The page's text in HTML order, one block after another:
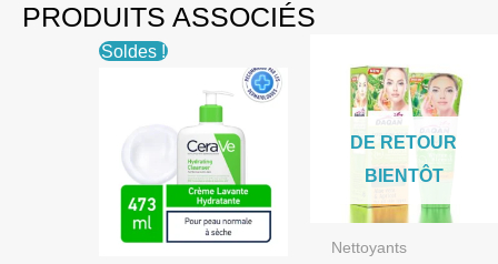
PRODUITS ASSOCIÉS
Soldes !
DE RETOUR
BIENTÔT
Nettoyants